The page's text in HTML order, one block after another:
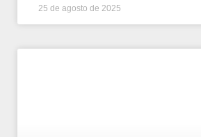
25 de agosto de 2025